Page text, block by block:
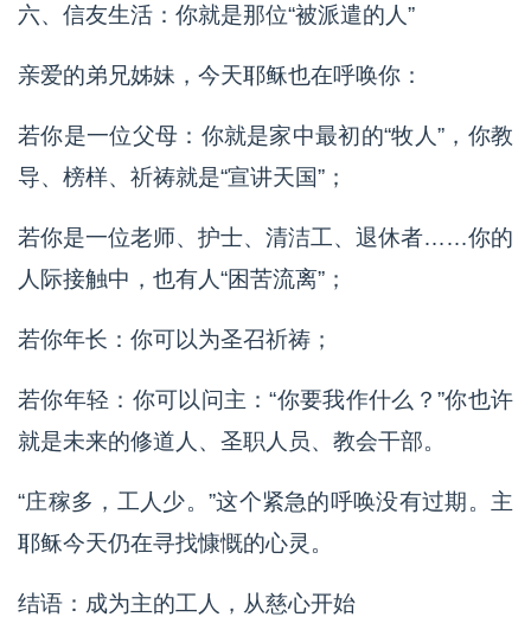
六、信友生活：你就是那位“被派遣的人”
亲爱的弟兄姊妹，今天耶稣也在呼唤你：
若你是一位父母：你就是家中最初的“牧人”，你教
导、榜样、祈祷就是“宣讲天国”；
若你是一位老师、护士、清洁工、退休者……你的
人际接触中，也有人“困苦流离”；
若你年长：你可以为圣召祈祷；
若你年轻：你可以问主：“你要我作什么？”你也许
就是未来的修道人、圣职人员、教会干部。
“庄稼多，工人少。”这个紧急的呼唤没有过期。主
耶稣今天仍在寻找慷慨的心灵。
结语：成为主的工人，从慈心开始